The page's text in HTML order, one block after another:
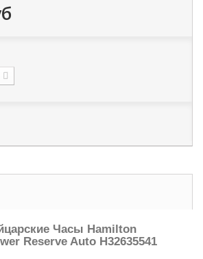
Часы Hamilton
Reserve Auto H32635541